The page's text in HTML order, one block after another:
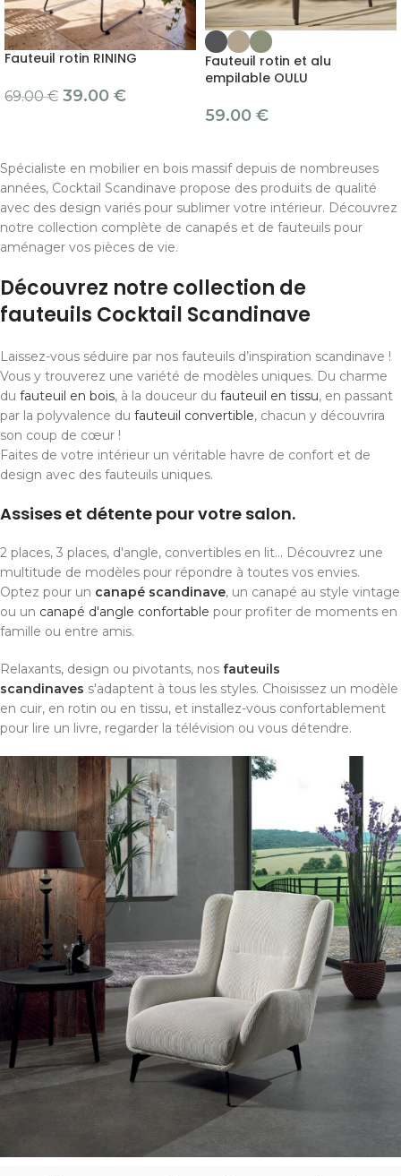
Fauteuil rotin RINING
69.00€ 39.00 €
Fauteuil rotin et alu
empilable OULU
59.00 €
Spécialiste en mobilier en bois massif depuis de nombreuses
années, Cocktail Scandinave propose des produits de qualité
avec des design variés pour sublimer votre intérieur. Découvrez
notre collection complète de canapés et de fauteuils pour
aménager vos pièces de vie.
Découvrez notre collection de
fauteuils Cocktail Scandinave
Laissez-vous séduire par nos fauteuils d’inspiration scandinave !
Vous y trouverez une variété de modèles uniques. Du charme
du fauteuil en bois, à la douceur du fauteuil en tissu, en passant
par la polyvalence du fauteuil convertible, chacun y découvrira
son coup de cœur !
Faites de votre intérieur un véritable havre de confort et de
design avec des fauteuils uniques.
Assises et détente pour votre salon.
2 places, 3 places, d'angle, convertibles en lit... Découvrez une
multitude de modèles pour répondre à toutes vos envies.
Optez pour un canapé scandinave, un canapé au style vintage
ou un canapé d'angle confortable pour profiter de moments en
famille ou entre amis.
Relaxants, design ou pivotants, nos fauteuils
scandinaves s'adaptent à tous les styles. Choisissez un modèle
en cuir, en rotin ou en tissu, et installez-vous confortablement
pour lire un livre, regarder la télévision ou vous détendre.